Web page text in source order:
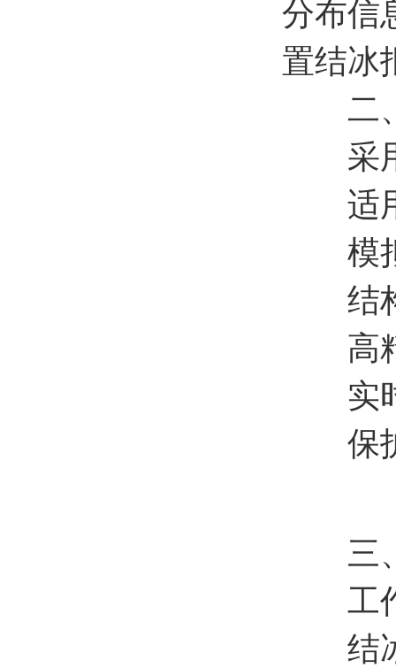
分布信
置结冰
二
采用
适用
模拟
结构
高精
实时
保护
三、
工作
结冰